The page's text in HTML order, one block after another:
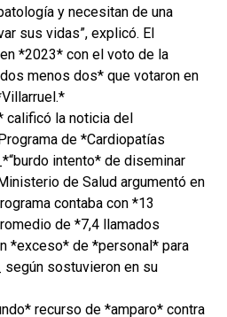
y necesitan de una
sus vidas”, explicó. El
*2023* con el voto de la
menos dos* que votaron en
calificó la noticia del
de *Cardiopatías
intento* de diseminar
de Salud argumentó en
contaba con *13
de *7,4 llamados
*exceso* de *personal* para
según sostuvieron en su
recurso de *amparo* contra